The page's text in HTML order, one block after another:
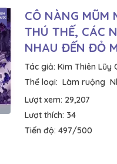
CÔ NÀNG MŨM
THÚ THẾ, CÁC
NHAU ĐẾN ĐỎ
Tác giả: Kim Thiên Lũy
Thể loại: Làm ruộng
Lượt xem: 29,207
Lượt thích: 34
Tiến độ: 497/500